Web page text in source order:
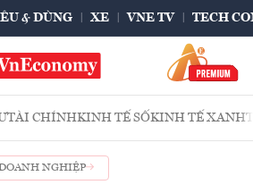
& DÙNG XE VNE TV TECH
TÀI CHÍNHKINH TẾ SỐKINH TẾ XANH
NGHIỆP